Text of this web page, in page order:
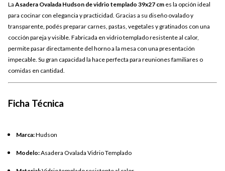
La Asadera Ovalada Hudson de vidrio templado 39x27 cm es la opción ideal
para cocinar con elegancia y practicidad. Gracias a su diseño ovalado y
transparente, podés preparar carnes, pastas, vegetales y gratinados con una
cocción pareja y visible. Fabricada en vidrio templado resistente al calor,
permite pasar directamente del horno a la mesa con una presentación
impecable. Su gran capacidad la hace perfecta para reuniones familiares o
comidas en cantidad.
Ficha Técnica
Marca:Hudson
Modelo:Asadera Ovalada Vidrio Templado